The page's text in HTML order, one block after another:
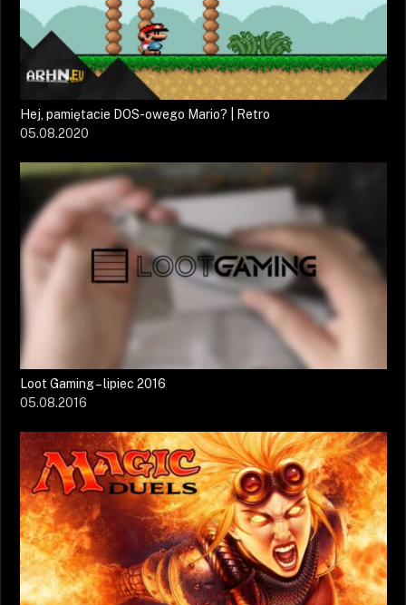
Hej, pamiętacie DOS-owego Mario? | Retro
05.08.2020
Loot Gaming – lipiec 2016
05.08.2016